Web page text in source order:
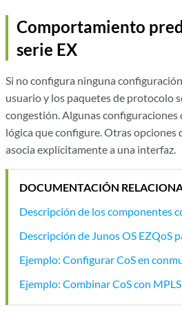
Comportamiento
serie EX
Si no configura ninguna
usuario y los paquetes de protocolo
congestión. Algunas configuraciones
lógica que configure. Otras opciones
asocia explícitamente a una interfaz.
DOCUMENTACIÓN
Descripción de los componentes
Descripción de Junos OS EZQoS
Ejemplo: Configurar CoS en
Ejemplo: Combinar CoS con